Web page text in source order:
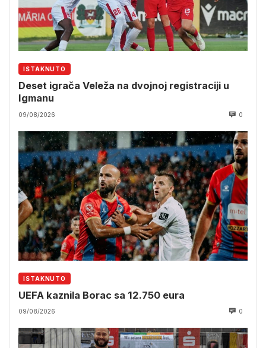
ISTAKNUTO
Deset igrača Veleža na dvojnoj registraciji u
Igmanu
09/08/2026 0
ISTAKNUTO
UEFA kaznila Borac sa 12.750 eura
09/08/2026 0